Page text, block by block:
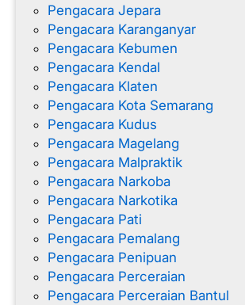
Pengacara Jepara
Pengacara Karanganyar
Pengacara Kebumen
Pengacara Kendal
Pengacara Klaten
Pengacara Kota Semarang
Pengacara Kudus
Pengacara Magelang
Pengacara Malpraktik
Pengacara Narkoba
Pengacara Narkotika
Pengacara Pati
Pengacara Pemalang
Pengacara Penipuan
Pengacara Perceraian
Pengacara Perceraian Bantul